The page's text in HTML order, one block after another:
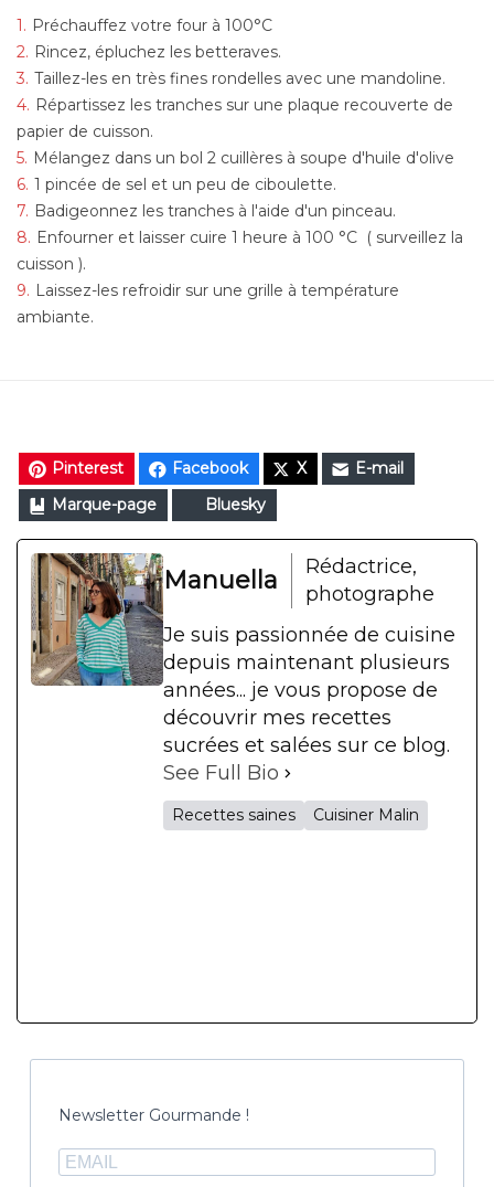
Préchauffez votre four à 100°C
Rincez, épluchez les betteraves.
Taillez-les en très fines rondelles avec une mandoline.
Répartissez les tranches sur une plaque recouverte de
papier de cuisson.
Mélangez dans un bol 2 cuillères à soupe d'huile d'olive
1 pincée de sel et un peu de ciboulette.
Badigeonnez les tranches à l'aide d'un pinceau.
Enfourner et laisser cuire 1 heure à 100 °C ( surveillez la
cuisson ).
Laissez-les refroidir sur une grille à température
ambiante.
Pinterest Facebook X
E-mail
Marque-page
Bluesky
Manuella
Rédactrice,
photographe
Je suis passionnée de cuisine
depuis maintenant plusieurs
années... je vous propose de
découvrir mes recettes
sucrées et salées sur ce blog.
See Full Bio
Recettes saines Cuisiner Malin
Newsletter Gourmande !